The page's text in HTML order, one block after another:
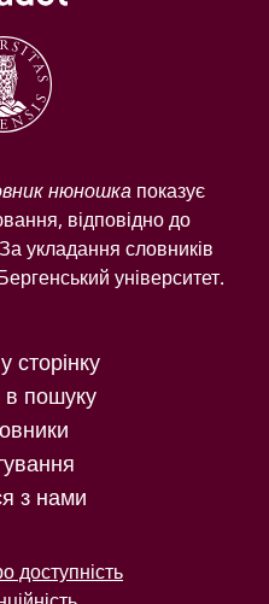
нюношкапоказує
відповідно до
укладання словників
університет.
сторінку
пошуку
з нами
доступність